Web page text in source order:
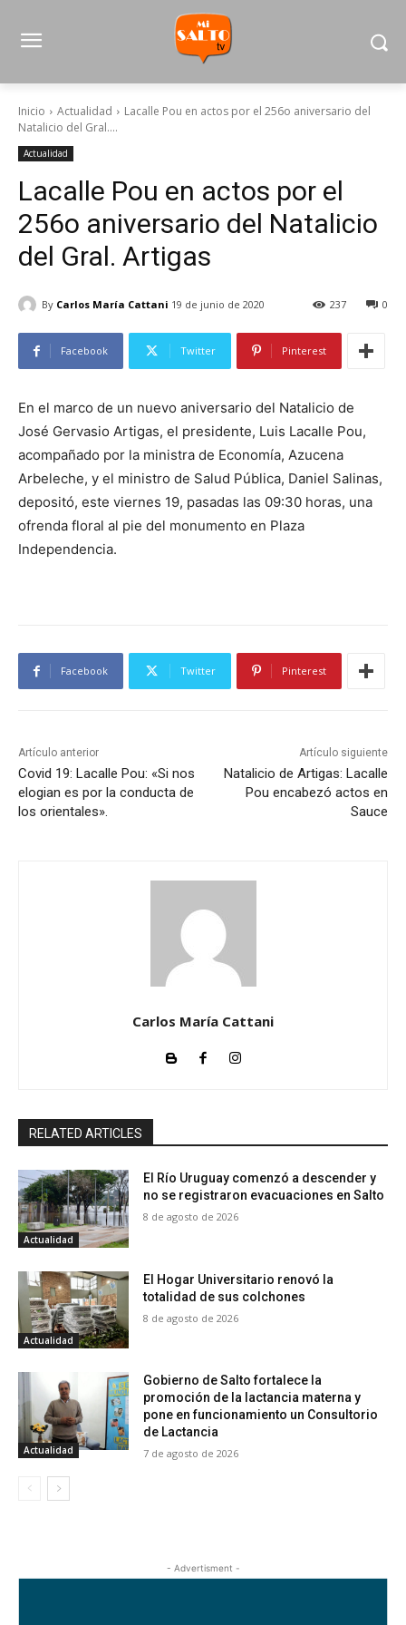
Inicio Actualidad
Lacalle Pou en actos por el 256o aniversario del
Natalicio del Gral....
Actualidad
Lacalle Pou en actos por el
256o aniversario del Natalicio
del Gral. Artigas
By Carlos María Cattani 19 de junio de 2020 0
237
Facebook Twitter Pinterest
En el marco de un nuevo aniversario del Natalicio de
José Gervasio Artigas, el presidente, Luis Lacalle Pou,
acompañado por la ministra de Economía, Azucena
Arbeleche, y el ministro de Salud Pública, Daniel Salinas,
depositó, este viernes 19, pasadas las 09:30 horas, una
ofrenda floral al pie del monumento en Plaza
Independencia.
Facebook Twitter Pinterest
Artículo anterior
Covid 19: Lacalle Pou: «Si nos
elogian es por la conducta de
los orientales».
Artículo siguiente
Natalicio de Artigas: Lacalle
Pou encabezó actos en
Sauce
Carlos María Cattani
RELATED ARTICLES
Actualidad
El Río Uruguay comenzó a descender y
no se registraron evacuaciones en Salto
8 de agosto de 2026
Actualidad
El Hogar Universitario renovó la
totalidad de sus colchones
8 de agosto de 2026
Actualidad
Gobierno de Salto fortalece la
promoción de la lactancia materna y
pone en funcionamiento un Consultorio
de Lactancia
7 de agosto de 2026
- Advertisment -